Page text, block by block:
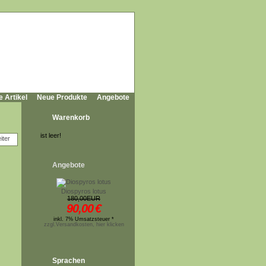
Artikel Neue Produkte Angebote
Warenkorb
ist leer!
Angebote
Diospyros lotus
180,00EUR
90,00€
inkl. 7% Umsatzsteuer *
zzgl.Versandkosten, hier klicken
Sprachen